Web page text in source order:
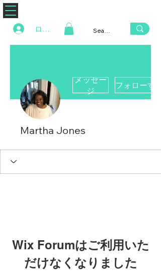
ログイン
メッセー
ジ
フォローする
Martha Jones
Wix Forumはご利用いた
だけなくなりました